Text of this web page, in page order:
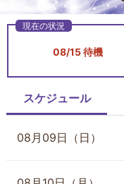
手相
08/15 待機
スケジュール
08月09日（日）